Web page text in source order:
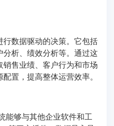
数据驱动的决策。它包括
析、绩效分析等。通过这
售业绩、客户行为和市场
置，提高整体运营效率。
能够与其他企业软件和工